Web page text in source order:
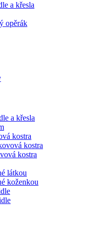
a křesla
opěrák
a křesla
kostra
kostra
kostra
látkou
koženkou